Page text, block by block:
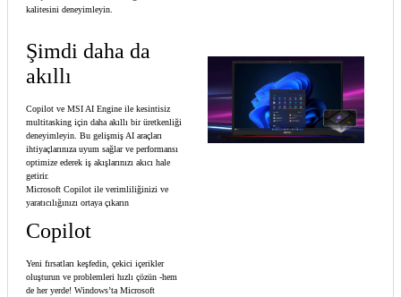
kalitesini deneyimleyin.
Şimdi daha da
akıllı
Copilot ve MSI AI Engine ile kesintisiz
multitasking için daha akıllı bir üretkenliği
deneyimleyin. Bu gelişmiş AI araçları
ihtiyaçlarınıza uyum sağlar ve performansı
optimize ederek iş akışlarınızı akıcı hale
getirir.
Microsoft Copilot ile verimliliğinizi ve
yaratıcılığınızı ortaya çıkarın
Copilot
Yeni fırsatları keşfedin, çekici içerikler
oluşturun ve problemleri hızlı çözün -hem
de her yerde! Windows’ta Microsoft